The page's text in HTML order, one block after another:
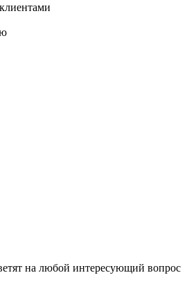
на любой интересующий вопрос